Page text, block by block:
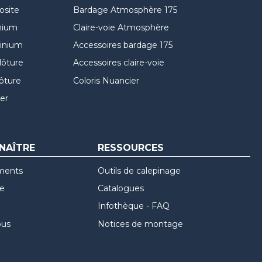
Bardage Atmosphère 175
Claire-voie Atmosphère
Accessoires bardage 175
Accessoires claire-voie
Coloris Nuancier
RESSOURCES
Outils de calepinage
Catalogues
Infothèque - FAQ
Notices de montage